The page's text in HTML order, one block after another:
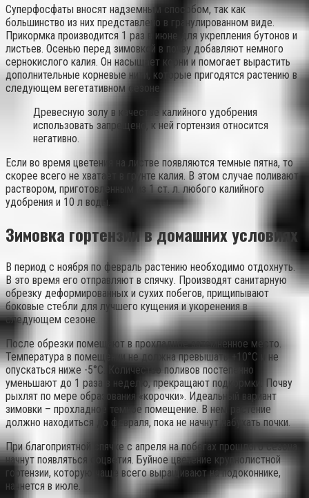
Суперфосфаты вносят надземным способом, так как
большинство из них представлено в гранулированном виде.
Прикормка производится 1 раз в июне для укрепления бутонов и
листьев. Осенью перед зимовкой в почву добавляют немного
сернокислого калия. Он насыщает корни и помогает вырастить
дополнительные корневые нити, которые пригодятся растению в
следующем вегетативном сезоне.
Древесную золу в качестве калийного удобрения
использовать запрещено, к ней гортензия относится
негативно.
Если во время цветения на листве появляются темные пятна, то
скорее всего не хватает в грунте калия. В этом случае поливают
раствором, приготовленным из 1 ст. л. любого калийного
удобрения и 10 л воды.
Зимовка гортензии в домашних условиях
В период с ноября по февраль растению необходимо отдохнуть.
В это время его отправляют в спячку. Производят санитарную
обрезку деформированных и сухих побегов, прищипывают
боковые стебли для лучшего кущения и укоренения в
следующем сезоне.
После обрезки помещают в прохладное затемненное место.
Температура в помещении не должна превышать +10°C и не
опускаться ниже -5°C. Количество поливов постепенно
уменьшают до 1 раза в неделю, прекращают подкормки. Почву
рыхлят по мере образования «корочки». Идеальный вариант
зимовки – прохладное темное помещение. В нем растение
должно находиться до февраля, пока не начнут набухать почки.
При благоприятной спячке с апреля на побегах прошлого сезона
начнут появляться соцветия. Буйное цветение крупнолистной
гортензии, которую чаще всего выращивают на подоконнике,
начнется в июле.